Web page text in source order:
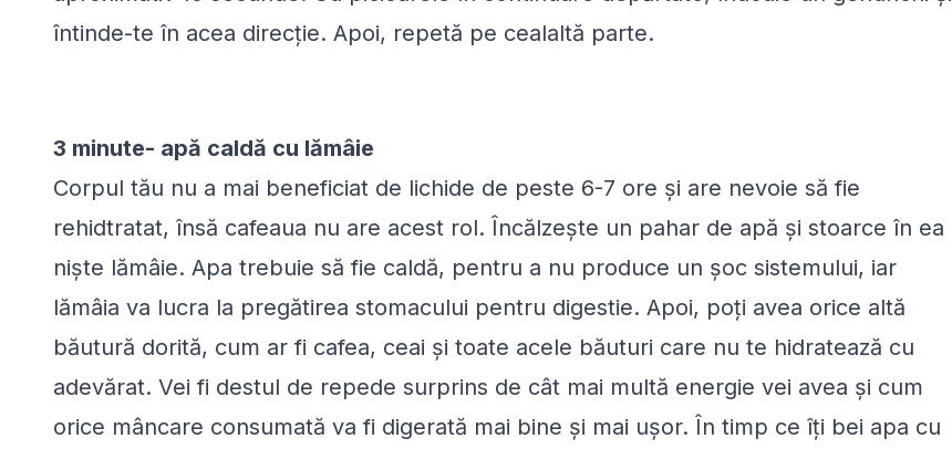
întinde-te în acea direcție. Apoi, repetă pe cealaltă parte.
3 minute- apă caldă cu lămâie
Corpul tău nu a mai beneficiat de lichide de peste 6-7 ore și are nevoie să fie
rehidtratat, însă cafeaua nu are acest rol. Încălzește un pahar de apă și stoarce în ea
niște lămâie. Apa trebuie să fie caldă, pentru a nu produce un șoc sistemului, iar
lămâia va lucra la pregătirea stomacului pentru digestie. Apoi, poți avea orice altă
băutură dorită, cum ar fi cafea, ceai și toate acele băuturi care nu te hidratează cu
adevărat. Vei fi destul de repede surprins de cât mai multă energie vei avea și cum
orice mâncare consumată va fi digerată mai bine și mai ușor. În timp ce îți bei apa cu